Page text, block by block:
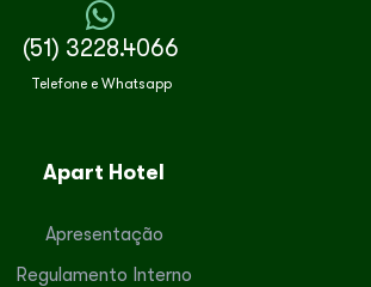
(51) 3228.4066
Telefone e Whatsapp
Apart Hotel
Apresentação
Regulamento Interno